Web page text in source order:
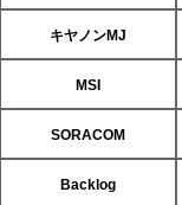
キヤノンMJ
MSI
SORACOM
Backlog